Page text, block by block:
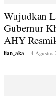
Wujudkan
Gubernur
AHY
lian_aka - 4 Agustus